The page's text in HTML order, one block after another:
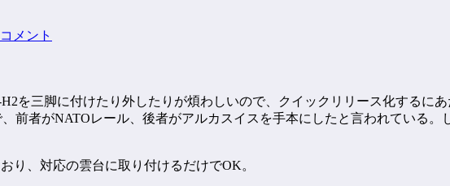
メント
を三脚に付けたり外したりが煩わしいので、クイックリリース化するに
前者がNATOレール、後者がアルカスイスを手本にしたと言われている
り、対応の雲台に取り付けるだけでOK。